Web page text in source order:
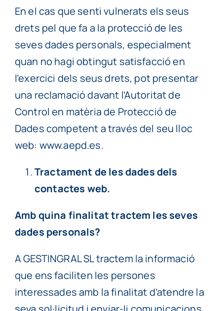
En el cas que senti vulnerats els seus
drets pel que fa a la protecció de les
seves dades personals, especialment
quan no hagi obtingut satisfacció en
l’exercici dels seus drets, pot presentar
una reclamació davant l’Autoritat de
Control en matèria de Protecció de
Dades competent a través del seu lloc
web: www.aepd.es.
Tractament de les dades dels
contactes web.
Amb quina finalitat tractem les seves
dades personals?
A GESTINGRAL SL tractem la informació
que ens faciliten les persones
interessades amb la finalitat d’atendre la